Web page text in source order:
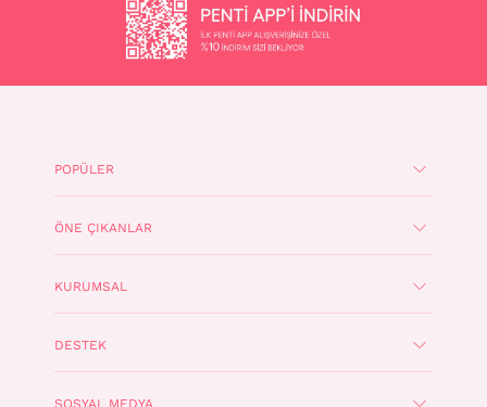
POPÜLER
ÖNE ÇIKANLAR
KURUMSAL
DESTEK